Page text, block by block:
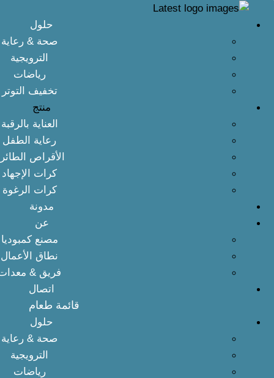
تخطى
حلول
صحة & رعاية
الترويجية
رياضات
تخفيف التوتر
منتج
العناية بالرقبة
رعاية الطفل
الأقراص
كرات الإجهاد
كرات الرغوة
مدونة
عن
مصنع كمبوديا
نطاق الأعمال
فريق &
اتصال
قائمة طعام
حلول
صحة & رعاية
الترويجية
رياضات